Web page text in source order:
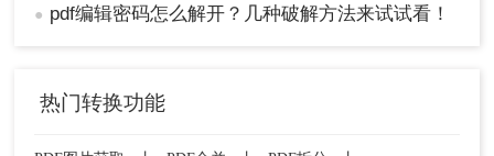
● pdf编辑密码怎么解开？几种破解方法来试试看！
热门转换功能